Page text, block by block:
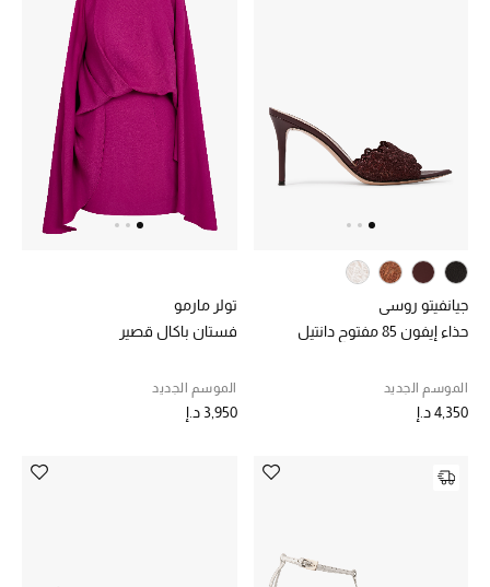
المستلزمات المنزلية
هدايا للجميع
تسوقوا الهدايا
المصممون أ-ي
جيانفيتو روسي
حذاء إيفون 85 مفتوح دانتيل
الموسم الجديد
4,350 د.إ
تولر مارمو
فستان باكال قصير
الموسم الجديد
3,950 د.إ